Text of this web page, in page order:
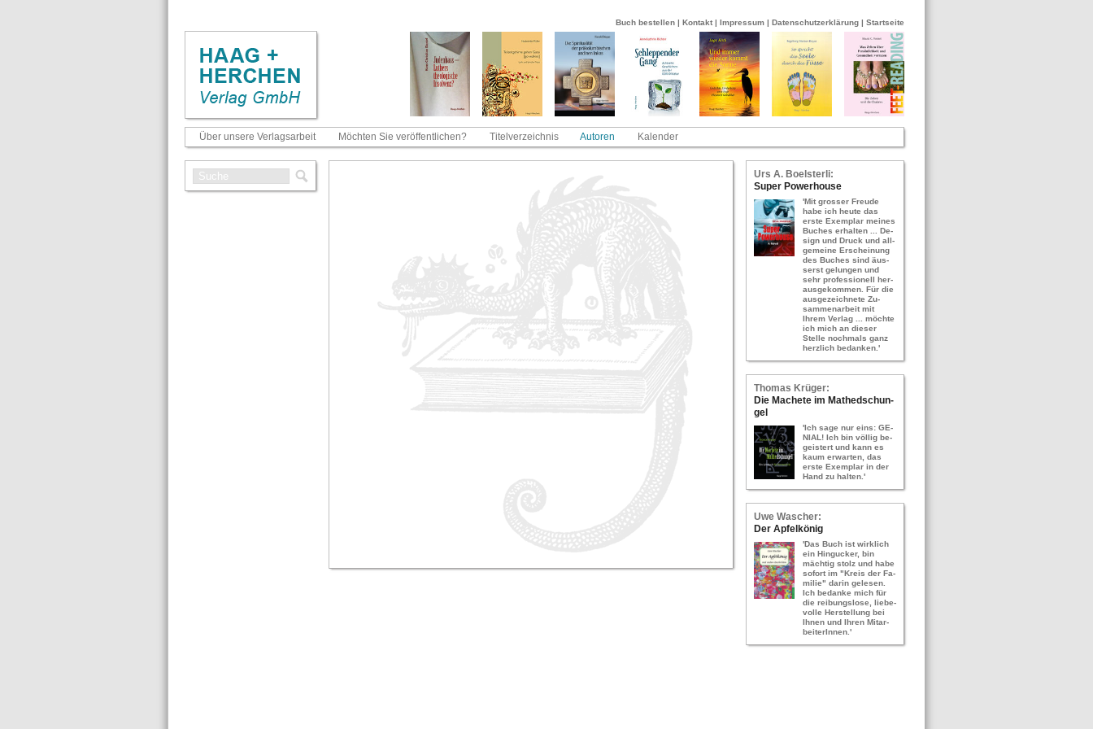
Buch bestellen | Kontakt | Impressum | Datenschutzerklärung | Startseite
Über unsere Verlagsarbeit Möchten Sie veröffentlichen? Titelverzeichnis Autoren Kalender
Urs A. Bo­els­ter­li:
Super Power­hou­se
'Mit gros­ser Freu­de
habe ich heute das
erste Ex­em­plar mei­nes
Bu­ches er­hal­ten ... De­
sign und Druck und all­
ge­mei­ne Er­schei­nung
des Bu­ches sind äus­
serst ge­lun­gen und
sehr pro­fes­sio­nell her­
aus­ge­kom­men. Für die
aus­ge­zeich­ne­te Zu­
sam­men­ar­beit mit
Ihrem Ver­lag ... möch­te
ich mich an die­ser
Stel­le noch­mals ganz
herz­lich be­dan­ken.'
Tho­mas Krü­ger:
Die Ma­che­te im Ma­thed­schun­
gel
'Ich sage nur eins: GE­
NI­AL! Ich bin völ­lig be­
geis­tert und kann es
kaum er­war­ten, das
erste Ex­em­plar in der
Hand zu hal­ten.'
Uwe Wa­scher:
Der Ap­fel­kö­nig
'Das Buch ist wirk­lich
ein Hin­gu­cker, bin
mäch­tig stolz und habe
so­fort im "Kreis der Fa­
mi­lie" darin ge­le­sen.
Ich be­dan­ke mich für
die rei­bungs­lo­se, lie­be­
vol­le Her­stel­lung bei
Ihnen und Ihren Mit­ar­
bei­te­rIn­nen.'